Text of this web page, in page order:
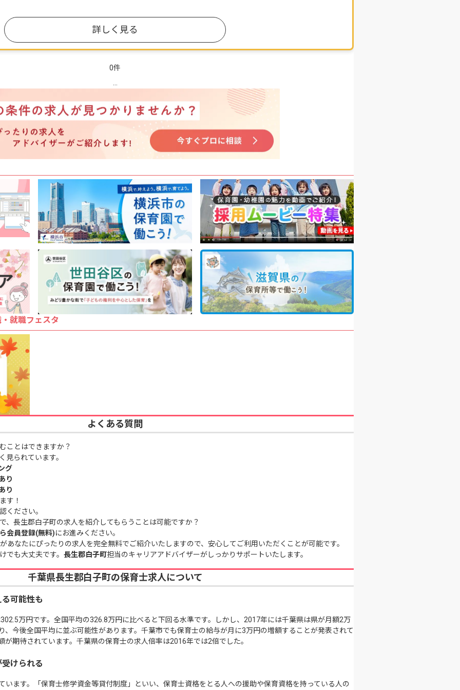
詳しく見る
0件
就職フェスタ
よくある質問
ことはできますか？
見られています。
グ
り
り
す！
ください。
、長生郡白子町の求人を紹介してもらうことは可能ですか？
会員登録(無料)にお進みください。
あなたにぴったりの求人を完全無料でご紹介いたしますので、安心してご利用いただくことが可能です。
でも大丈夫です。 長生郡白子町担当のキャリアアドバイザーがしっかりサポートいたします。
千葉県長生郡白子町の保育士求人について
可能性も
万円です。全国平均の326.8万円に比べると下回る水準です。しかし、2017年には千葉県は県が月額2万
、今後全国平均に並ぶ可能性があります。千葉市でも保育士の給与が月に3万円の増額することが発表されて
期待されています。千葉県の保育士の求人倍率は2016年では2倍でした。
けられる
います。「保育士修学資金等貸付制度」といい、保育士資格をとる人への援助や保育資格を持っている人の